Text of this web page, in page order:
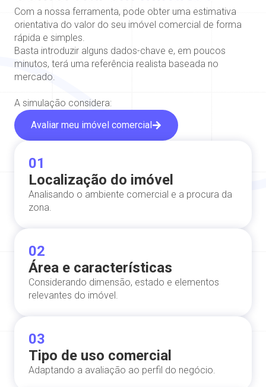
Com a nossa ferramenta, pode obter uma estimativa
orientativa do valor do seu imóvel comercial de forma
rápida e simples.
Basta introduzir alguns dados-chave e, em poucos
minutos, terá uma referência realista baseada no
mercado.
A simulação considera:
Avaliar meu imóvel comercial
01
Localização do imóvel
Analisando o ambiente comercial e a procura da
zona.
02
Área e características
Considerando dimensão, estado e elementos
relevantes do imóvel.
03
Tipo de uso comercial
Adaptando a avaliação ao perfil do negócio.